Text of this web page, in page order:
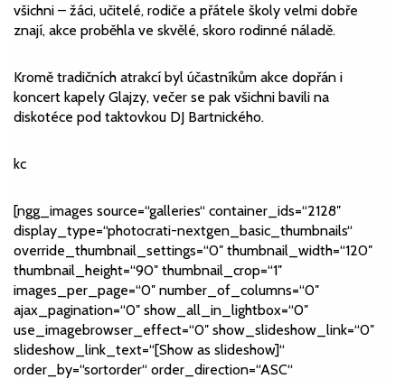
všichni – žáci, učitelé, rodiče a přátele školy velmi dobře
znají, akce proběhla ve skvělé, skoro rodinné náladě.
Kromě tradičních atrakcí byl účastníkům akce dopřán i
koncert kapely Glajzy, večer se pak všichni bavili na
diskotéce pod taktovkou DJ Bartnického.
kc
[ngg_images source=“galleries“ container_ids=“2128″
display_type=“photocrati-nextgen_basic_thumbnails“
override_thumbnail_settings=“0″ thumbnail_width=“120″
thumbnail_height=“90″ thumbnail_crop=“1″
images_per_page=“0″ number_of_columns=“0″
ajax_pagination=“0″ show_all_in_lightbox=“0″
use_imagebrowser_effect=“0″ show_slideshow_link=“0″
slideshow_link_text=“[Show as slideshow]“
order_by=“sortorder“ order_direction=“ASC“